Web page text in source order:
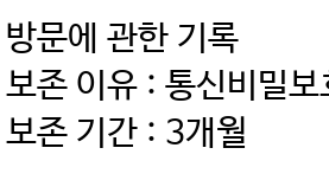
방문에 관한 기록
보존 이유 : 통신비밀보
보존 기간 : 3개월